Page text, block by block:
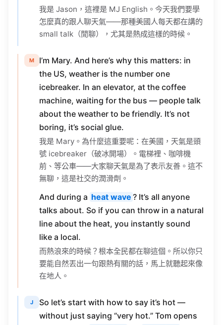
我是 Jason，這裡是 MJ English。今天我們要學
怎麼真的跟人聊天氣——那種美國人每天都在講的
small talk（閒聊），尤其是熱成這樣的時候。
M
I’m Mary. And here’s why this matters: in
the US, weather is the number one
icebreaker. In an elevator, at the coffee
machine, waiting for the bus — people talk
about the weather to be friendly. It’s not
boring, it’s social glue.
我是 Mary。為什麼這重要呢：在美國，天氣是頭
號 icebreaker（破冰開場）。電梯裡、咖啡機
前、等公車——大家聊天氣是為了表示友善。這不
無聊，這是社交的潤滑劑。
And during a heat wave ? It’s all anyone
talks about. So if you can throw in a natural
line about the heat, you instantly sound
like a local.
而熱浪來的時候？根本全民都在聊這個。所以你只
要能自然丟出一句跟熱有關的話，馬上就聽起來像
在地人。
J
So let’s start with how to say it’s hot —
without just saying “very hot.” Tom opens